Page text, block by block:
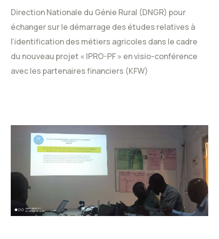
Direction Nationale du Génie Rural (DNGR) pour
échanger sur le démarrage des études relatives à
l’identification des métiers agricoles dans le cadre
du nouveau projet « IPRO-PF » en visio-conférence
avec les partenaires financiers (KFW)